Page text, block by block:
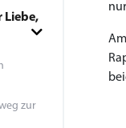
Liebe,
zur